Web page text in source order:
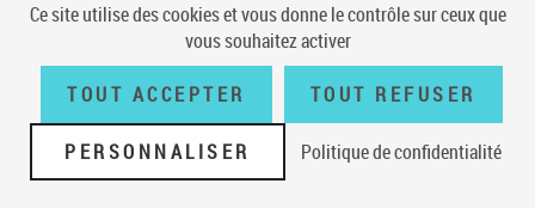
Ce site utilise des cookies et vous donne le contrôle sur ceux que
vous souhaitez activer
TOUT ACCEPTER TOUT REFUSER
PERSONNALISER Politique de confidentialité